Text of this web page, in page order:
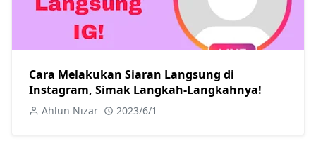
Cara Melakukan Siaran Langsung di
Instagram, Simak Langkah-Langkahnya!
Ahlun Nizar 2023/6/1